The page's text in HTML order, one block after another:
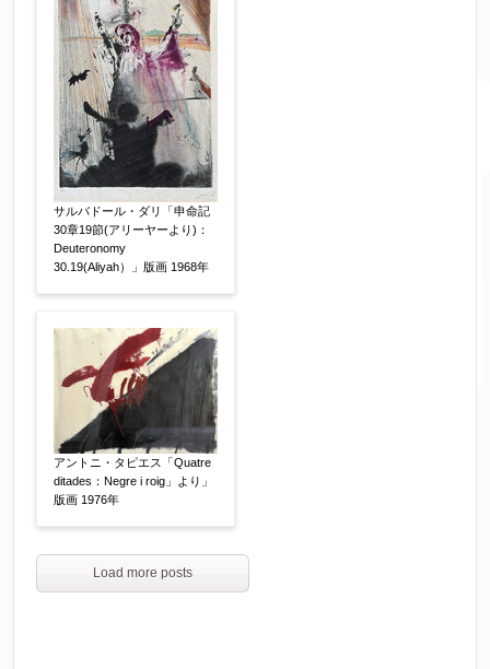
サルバドール・ダリ「申命記
30章19節(アリーヤーより)：
Deuteronomy
30.19(Aliyah）」版画 1968年
アントニ・タピエス「Quatre
ditades：Negre i roig」より」
版画 1976年
Load more posts